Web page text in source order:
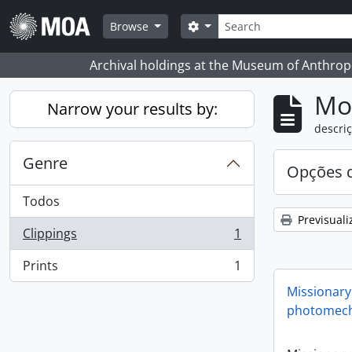
Skip to main content
Browse
Pesquisar
Search options
Archival holdings at the Museum of
Narrow your results by:
Genre
Todos
Clippings
, 1 resultados
1
Prints
, 1 resultados 1
Opções